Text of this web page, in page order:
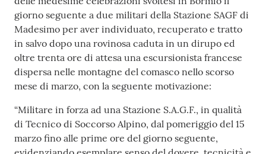
giorno seguente a due militari della Stazione SAGF di
Madesimo per aver individuato, recuperato e tratto
in salvo dopo una rovinosa caduta in un dirupo ed
oltre trenta ore di attesa una escursionista francese
dispersa nelle montagne del comasco nello scorso
mese di marzo, con la seguente motivazione:
“Militare in forza ad una Stazione S.A.G.F., in qualità
di Tecnico di Soccorso Alpino, dal pomeriggio del 15
marzo fino alle prime ore del giorno seguente,